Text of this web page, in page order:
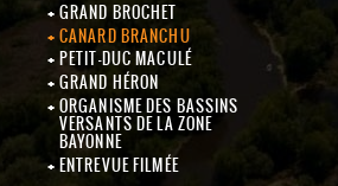
GRAND BROCHET
CANARD BRANCHU
PETIT-DUC MACULÉ
GRAND HÉRON
ORGANISME DES BASSINS
VERSANTS DE LA ZONE
BAYONNE
ENTREVUE FILMÉE